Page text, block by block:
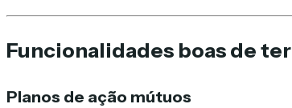
Funcionalidades boas de ter
Planos de ação mútuos